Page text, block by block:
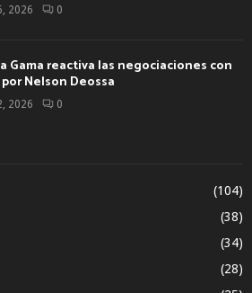
2026 0
Gama reactiva las negociaciones con
Nelson Deossa
2026 0
(104)
(38)
(34)
(28)